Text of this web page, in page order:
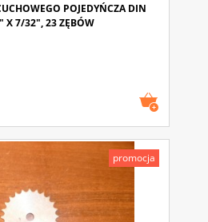
POJEDYŃCZA DIN
X 7/32", 23 ZĘBÓW
promocja